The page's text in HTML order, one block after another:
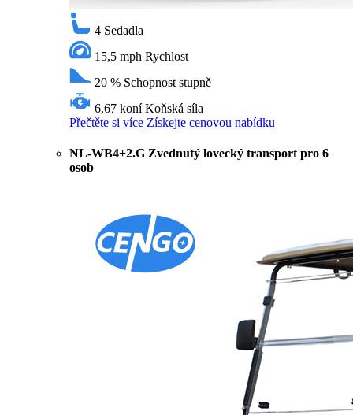
4 Sedadla
15,5 mph Rychlost
20 % Schopnost stupně
6,67 koní Koňská síla
Přečtěte si více Získejte cenovou nabídku
NL-WB4+2.G Zvednutý lovecký transport pro 6
osob